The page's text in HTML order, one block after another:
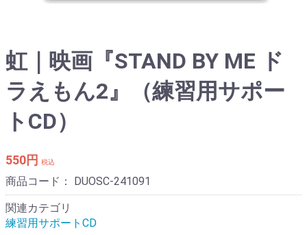
虹｜映画『STAND BY ME ド
ラえもん2』（練習用サポー
トCD）
550円 税込
商品コード： DUOSC-241091
関連カテゴリ
練習用サポートCD